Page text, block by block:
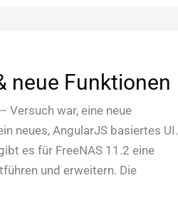
neue Funktionen
Versuch war, eine neue
neues, AngularJS basiertes UI.
es für FreeNAS 11.2 eine
und erweitern. Die